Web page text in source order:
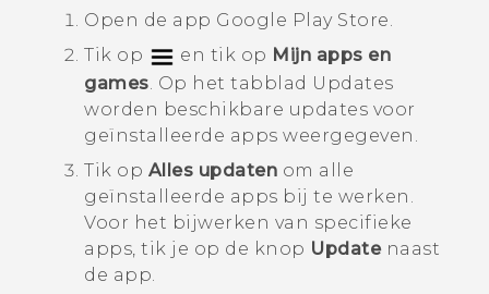
Open de app Google Play Store.
Tik op
en tik op Mijn apps en
games Op het tabblad Updates
worden beschikbare updates voor
geïnstalleerde apps weergegeven.
Tik op Alles updaten om alle
geïnstalleerde apps bij te werken.
Voor het bijwerken van specifieke
apps, tik je op de knop Updatenaast
de app.